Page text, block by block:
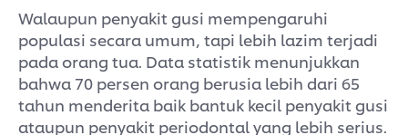
Walaupun penyakit gusi mempengaruhi
populasi secara umum, tapi lebih lazim terjadi
pada orang tua. Data statistik menunjukkan
bahwa 70 persen orang berusia lebih dari 65
tahun menderita baik bantuk kecil penyakit gusi
ataupun penyakit periodontal yang lebih serius.